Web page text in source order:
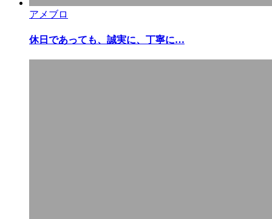
アメブロ
休日であっても、誠実に、丁寧に…